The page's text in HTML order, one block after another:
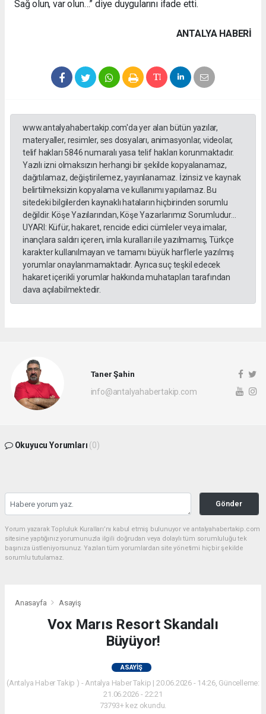
Sağ olun, var olun…” diye duygularını ifade etti.
ANTALYA HABERİ
www.antalyahabertakip.com'da yer alan bütün yazılar,
materyaller, resimler, ses dosyaları, animasyonlar, videolar,
telif hakları 5846 numaralı yasa telif hakları korunmaktadır.
Yazılı izni olmaksızın herhangi bir şekilde kopyalanamaz,
dağıtılamaz, değiştirilemez, yayınlanamaz. İzinsiz ve kaynak
belirtilmeksizin kopyalama ve kullanımı yapılamaz. Bu
sitedeki bilgilerden kaynaklı hataların hiçbirinden sorumlu
değildir. Köşe Yazılarından, Köşe Yazarlarımız Sorumludur...
UYARI: Küfür, hakaret, rencide edici cümleler veya imalar,
inançlara saldırı içeren, imla kuralları ile yazılmamış, Türkçe
karakter kullanılmayan ve tamamı büyük harflerle yazılmış
yorumlar onaylanmamaktadır. Ayrıca suç teşkil edecek
hakaret içerikli yorumlar hakkında muhatapları tarafından
dava açılabilmektedir.
Taner Şahin
info@antalyahabertakip.com
Okuyucu Yorumları (0)
Gönder
Yorum yazarak Topluluk Kuralları’nı kabul etmiş bulunuyor ve antalyahabertakip.com
sitesine yaptığınız yorumunuzla ilgili doğrudan veya dolaylı tüm sorumluluğu tek
başınıza üstleniyorsunuz. Yazılan tüm yorumlardan site yönetimi hiçbir şekilde
sorumlu tutulamaz.
Anasayfa Asayiş
Vox Marıs Resort Skandalı
Büyüyor!
ASAYIŞ
(Antalya Haber Takip ) - Antalya Haber Takip | 20.06.2026 - 14:26, Güncelleme:
21.06.2026 - 22:21
73793+ kez okundu.